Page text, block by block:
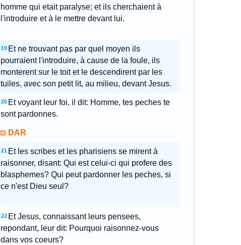
homme qui etait paralyse; et ils cherchaient à
l'introduire et à le mettre devant lui.
19 Et ne trouvant pas par quel moyen ils
pourraient l'introduire, à cause de la foule, ils
monterent sur le toit et le descendirent par les
tuiles, avec son petit lit, au milieu, devant Jesus.
20 Et voyant leur foi, il dit: Homme, tes peches te
sont pardonnes.
DAR
21 Et les scribes et les pharisiens se mirent à
raisonner, disant: Qui est celui-ci qui profere des
blasphemes? Qui peut pardonner les peches, si
ce n'est Dieu seul?
22 Et Jesus, connaissant leurs pensees,
repondant, leur dit: Pourquoi raisonnez-vous
dans vos coeurs?